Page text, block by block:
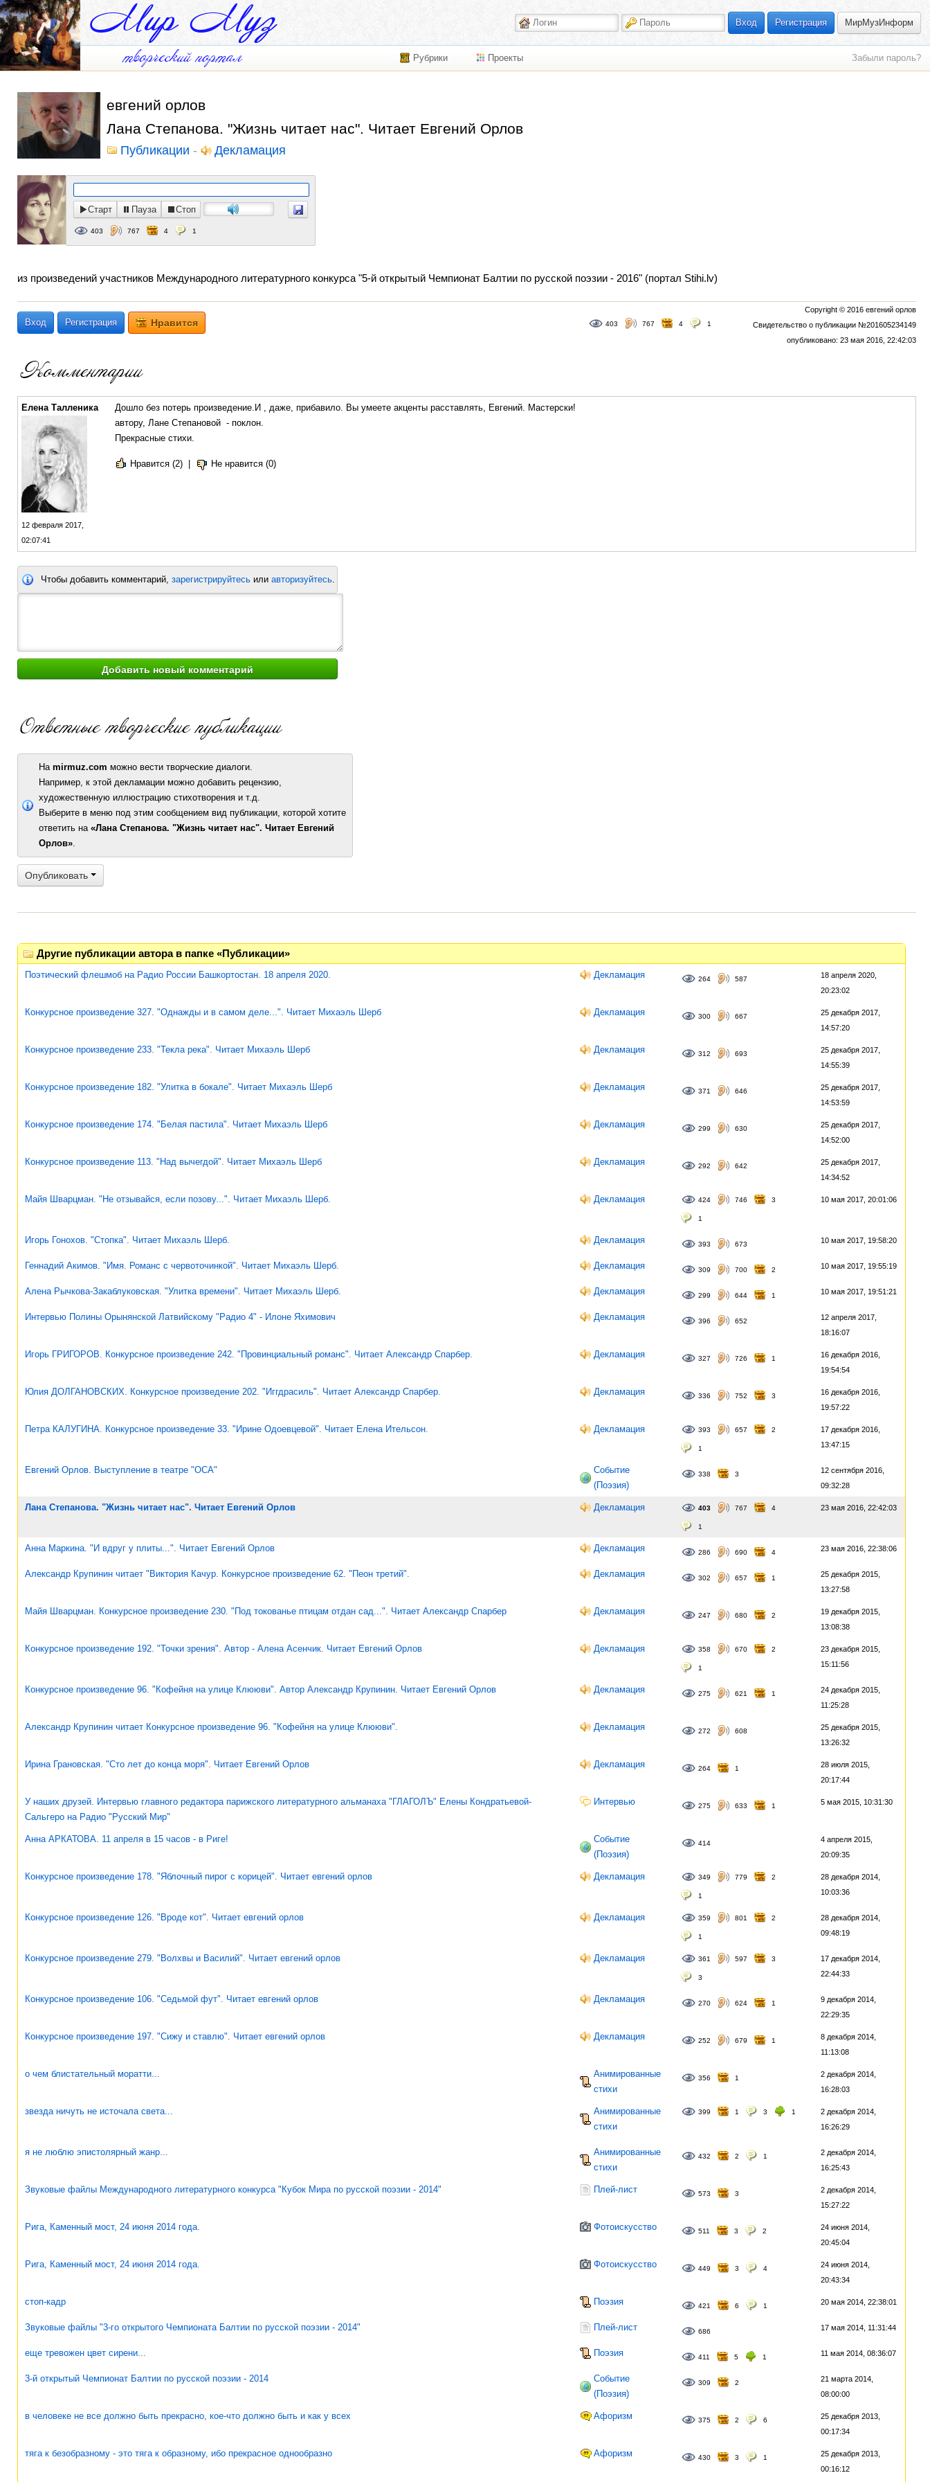
Вход Регистрация МирМузИнформ
Рубрики Проекты Забыли пароль?
евгений орлов
Лана Степанова. "Жизнь читает нас". Читает Евгений Орлов
Публикации - Декламация
Старт Пауза Стоп
403 767 4 1
из произведений участников Международного литературного конкурса "5-й открытый Чемпионат Балтии по русской поэзии - 2016" (портал Stihi.lv)
Copyright © 2016 евгений орлов
Свидетельство о публикации №201605234149
опубликовано: 23 мая 2016, 22:42:03
403 767 4 1
Вход Регистрация Нравится
Елена Талленика
12 февраля 2017,
02:07:41
Дошло без потерь произведение.И , даже, прибавило. Вы умеете акценты расставлять, Евгений. Мастерски!
автору, Лане Степановой - поклон.
Прекрасные стихи.
Нравится (2) Не нравится (0)
Чтобы добавить комментарий, зарегистрируйтесь или авторизуйтесь.
На mirmuz.com можно вести творческие диалоги.
Например, к этой декламации можно добавить рецензию,
художественную иллюстрацию стихотворения и т.д.
Выберите в меню под этим сообщением вид публикации, которой хотите
ответить на «Лана Степанова. "Жизнь читает нас". Читает Евгений
Орлов».
Опубликовать
Другие публикации автора в папке «Публикации»
Поэтический флешмоб на Радио России Башкортостан. 18 апреля 2020. Декламация 264 587
18 апреля 2020,
20:23:02
Конкурсное произведение 327. "Однажды и в самом деле...". Читает Михаэль Шерб Декламация 300 667
25 декабря 2017,
14:57:20
Конкурсное произведение 233. "Текла река". Читает Михаэль Шерб Декламация 312 693
25 декабря 2017,
14:55:39
Конкурсное произведение 182. "Улитка в бокале". Читает Михаэль Шерб Декламация 371 646
25 декабря 2017,
14:53:59
Конкурсное произведение 174. "Белая пастила". Читает Михаэль Шерб Декламация 299 630
25 декабря 2017,
14:52:00
Конкурсное произведение 113. "Над вычегдой". Читает Михаэль Шерб Декламация 292 642
25 декабря 2017,
14:34:52
Майя Шварцман. "Не отзывайся, если позову...". Читает Михаэль Шерб. Декламация 424 746 3
1
10 мая 2017, 20:01:06
Игорь Гонохов. "Стопка". Читает Михаэль Шерб. Декламация 393 673 10 мая 2017, 19:58:20
Геннадий Акимов. "Имя. Романс с червоточинкой". Читает Михаэль Шерб. Декламация 309 700 2 10 мая 2017, 19:55:19
Алена Рычкова-Закаблуковская. "Улитка времени". Читает Михаэль Шерб. Декламация 299 644 1 10 мая 2017, 19:51:21
Интервью Полины Орынянской Латвийскому "Радио 4" - Илоне Яхимович Декламация 396 652
12 апреля 2017,
18:16:07
Игорь ГРИГОРОВ. Конкурсное произведение 242. "Провинциальный романс". Читает Александр Спарбер. Декламация 327 726 1
16 декабря 2016,
19:54:54
Юлия ДОЛГАНОВСКИХ. Конкурсное произведение 202. "Иггдрасиль". Читает Александр Спарбер. Декламация 336 752 3
16 декабря 2016,
19:57:22
Петра КАЛУГИНА. Конкурсное произведение 33. "Ирине Одоевцевой". Читает Елена Ительсон. Декламация 393 657 2
1
17 декабря 2016,
13:47:15
Евгений Орлов. Выступление в театре "ОСА"
Событие
(Поэзия)
338 3
12 сентября 2016,
09:32:28
Лана Степанова. "Жизнь читает нас". Читает Евгений Орлов Декламация 403 767 4
1
23 мая 2016, 22:42:03
Анна Маркина. "И вдруг у плиты...". Читает Евгений Орлов Декламация 286 690 4 23 мая 2016, 22:38:06
Александр Крупинин читает "Виктория Качур. Конкурсное произведение 62. "Пеон третий". Декламация 302 657 1
25 декабря 2015,
13:27:58
Майя Шварцман. Конкурсное произведение 230. "Под токованье птицам отдан сад...". Читает Александр Спарбер Декламация 247 680 2
19 декабря 2015,
13:08:38
Конкурсное произведение 192. "Точки зрения". Автор - Алена Асенчик. Читает Евгений Орлов Декламация 358 670 2
1
23 декабря 2015,
15:11:56
Конкурсное произведение 96. "Кофейня на улице Клююви". Автор Александр Крупинин. Читает Евгений Орлов Декламация 275 621 1
24 декабря 2015,
11:25:28
Александр Крупинин читает Конкурсное произведение 96. "Кофейня на улице Клююви". Декламация 272 608
25 декабря 2015,
13:26:32
Ирина Грановская. "Сто лет до конца моря". Читает Евгений Орлов Декламация 264 1
28 июля 2015,
20:17:44
У наших друзей. Интервью главного редактора парижского литературного альманаха "ГЛАГОЛЪ" Елены Кондратьевой-
Сальгеро на Радио "Русский Мир"
Интервью 275 633 1 5 мая 2015, 10:31:30
Анна АРКАТОВА. 11 апреля в 15 часов - в Риге!
Событие
(Поэзия)
414
4 апреля 2015,
20:09:35
Конкурсное произведение 178. "Яблочный пирог с корицей". Читает евгений орлов Декламация 349 779 2
1
28 декабря 2014,
10:03:36
Конкурсное произведение 126. "Вроде кот". Читает евгений орлов Декламация 359 801 2
1
28 декабря 2014,
09:48:19
Конкурсное произведение 279. "Волхвы и Василий". Читает евгений орлов Декламация 361 597 3
3
17 декабря 2014,
22:44:33
Конкурсное произведение 106. "Седьмой фут". Читает евгений орлов Декламация 270 624 1
9 декабря 2014,
22:29:35
Конкурсное произведение 197. "Сижу и ставлю". Читает евгений орлов Декламация 252 679 1
8 декабря 2014,
11:13:08
о чем блистательный моратти...
Анимированные
стихи
356 1
2 декабря 2014,
16:28:03
звезда ничуть не источала света...
Анимированные
стихи
399 1 3 1
2 декабря 2014,
16:26:29
я не люблю эпистолярный жанр...
Анимированные
стихи
432 2 1
2 декабря 2014,
16:25:43
Звуковые файлы Международного литературного конкурса "Кубок Мира по русской поэзии - 2014" Плей-лист 573 3
2 декабря 2014,
15:27:22
Рига, Каменный мост, 24 июня 2014 года. Фотоискусство 511 3 2
24 июня 2014,
20:45:04
Рига, Каменный мост, 24 июня 2014 года. Фотоискусство 449 3 4
24 июня 2014,
20:43:34
стоп-кадр Поэзия 421 6 1 20 мая 2014, 22:38:01
Звуковые файлы "3-го открытого Чемпионата Балтии по русской поэзии - 2014" Плей-лист 686 17 мая 2014, 11:31:44
еще тревожен цвет сирени... Поэзия 411 5 1 11 мая 2014, 08:36:07
3-й открытый Чемпионат Балтии по русской поэзии - 2014
Событие
(Поэзия)
309 2
21 марта 2014,
08:00:00
в человеке не все должно быть прекрасно, кое-что должно быть и как у всех Афоризм 375 2 6
25 декабря 2013,
00:17:34
тяга к безобразному - это тяга к образному, ибо прекрасное однообразно Афоризм 430 3 1
25 декабря 2013,
00:16:12